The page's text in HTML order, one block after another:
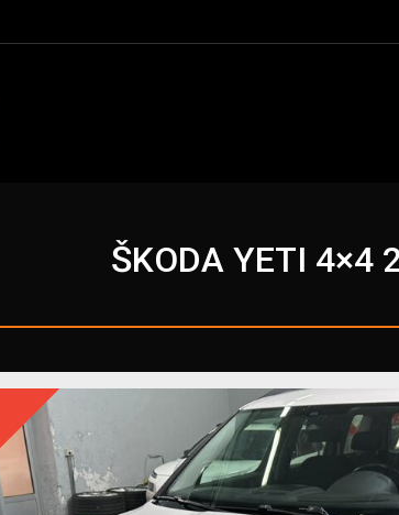
ŠKODA YETI 4×4